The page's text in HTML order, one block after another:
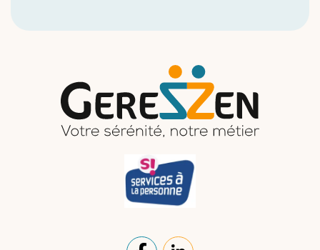
elle change
autre chose,
plus
profondément
revienne sans
formulaires, les
relances, les
délais à
respecter... ça
pèse. Et
l'idée de
confier ses
démarches à
quelqu'un
souvent une